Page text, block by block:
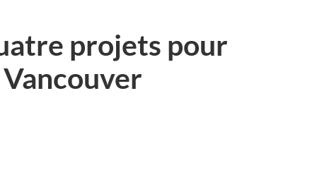
projets pour